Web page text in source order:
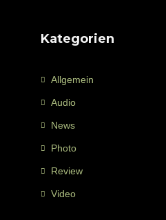
Kategorien
Allgemein
Audio
News
Photo
Review
Video